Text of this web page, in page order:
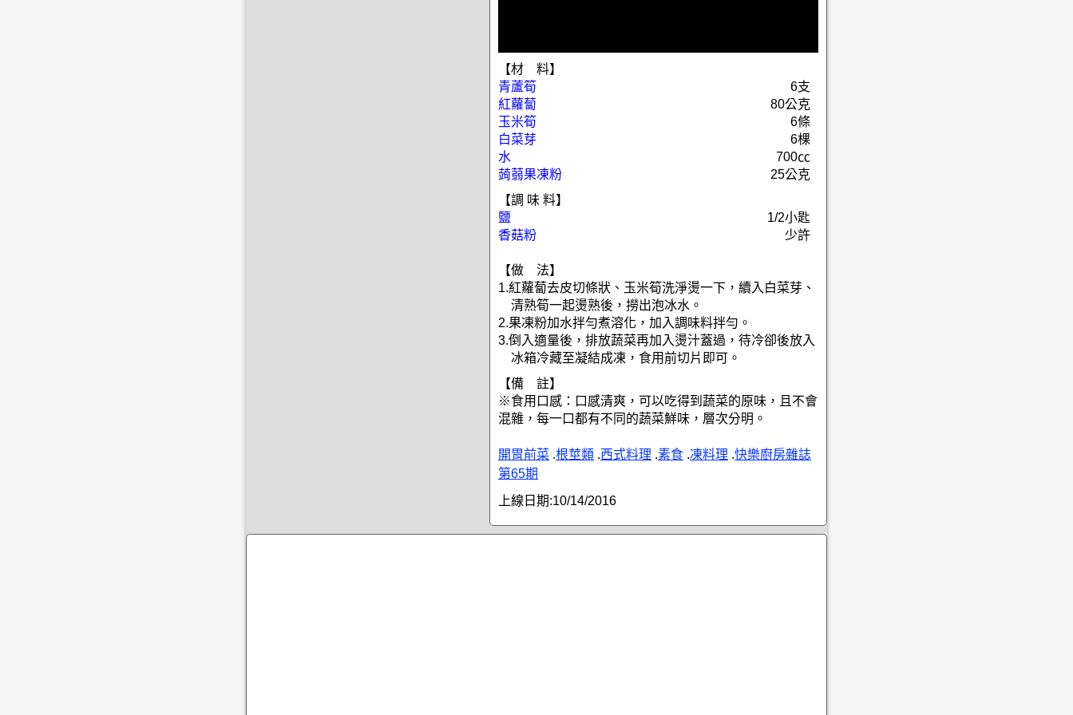
【材 料】
青蘆筍
6支
紅蘿蔔
80公克
玉米筍
6條
白菜芽
6棵
水
700㏄
蒟蒻果凍粉
25公克
【調 味 料】
鹽
1/2小匙
香菇粉
少許
【做 法】
1.紅蘿蔔去皮切條狀、玉米筍洗淨燙一下，續入白菜芽、
清熟筍一起燙熟後，撈出泡冰水。
2.果凍粉加水拌勻煮溶化，加入調味料拌勻。
3.倒入適量後，排放蔬菜再加入燙汁蓋過，待冷卻後放入
冰箱冷藏至凝結成凍，食用前切片即可。
【備 註】
※食用口感：口感清爽，可以吃得到蔬菜的原味，且不會
混雜，每一口都有不同的蔬菜鮮味，層次分明。
開胃前菜 .根莖類 .西式料理 .素食 .凍料理 .快樂廚房雜誌
第65期
上線日期:10/14/2016